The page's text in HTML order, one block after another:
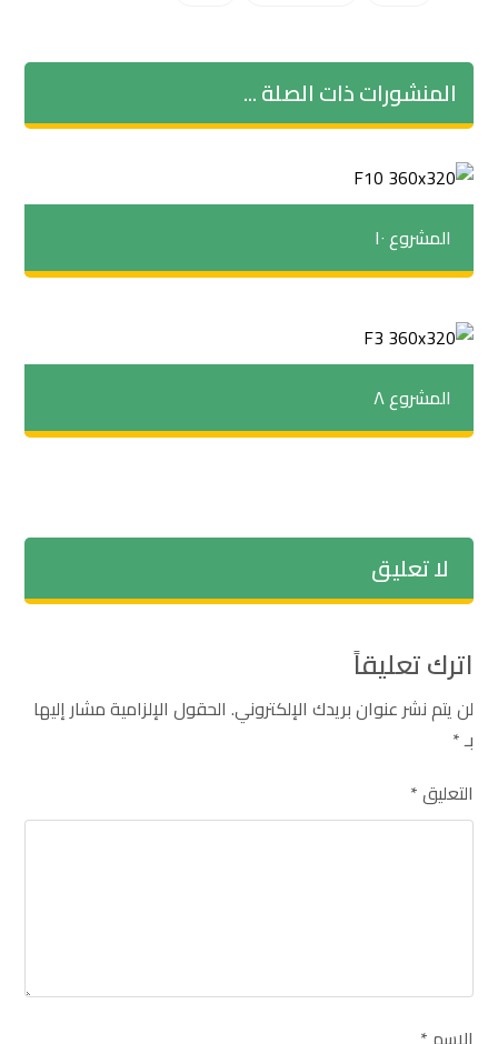
المنشورات ذات الصلة ...
المشروع ١٠
المشروع ٨
لا تعليق
اترك تعليقاً
لن يتم نشر عنوان بريدك الإلكتروني. الحقول الإلزامية مشار إليها
بـ*
التعليق*